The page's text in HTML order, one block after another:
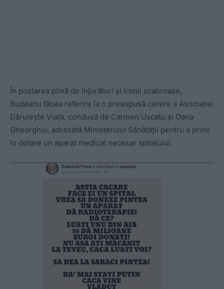
În postarea plină de înjurături și ironii scabroase,
Budeanu făcea referire la o presupusă cerere a Asociației
Dăruiește Viața, condusă de Carmen Uscatu și Oana
Gheorghiu, adresată Ministerului Sănătății pentru a primi
în dotare un aparat medical necesar spitalului.